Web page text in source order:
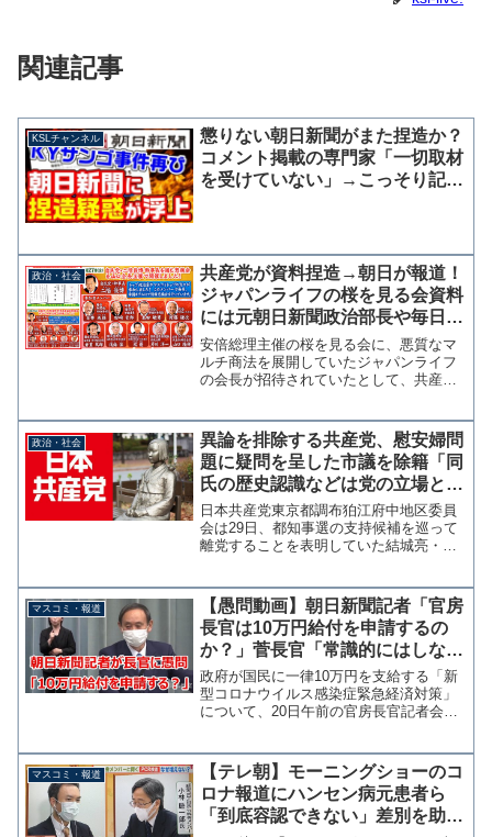
関連記事
KSLチャンネル
懲りない朝日新聞がまた捏造か？
コメント掲載の専門家「一切取材
を受けていない」→こっそり記者
政治・社会
共産党が資料捏造→朝日が報道！
ジャパンライフの桜を見る会資料
には元朝日新聞政治部長や毎日新
聞などメディア関係者の名前が掲
載されていた
安倍総理主催の桜を見る会に、悪質なマ
ルチ商法を展開していたジャパンライフ
の会長が招待されていたとして、共産党
る。 しかし、ジャパンライフが招待状
を勧誘に利用したとされる資料...
政治・社会
異論を排除する共産党、慰安婦問
題に疑問を呈した市議を除籍「同
氏の歴史認識などは党の立場とは
相容れない」
日本共産党東京都調布狛江府中地区委員
会は29日、都知事選の支持候補を巡って
離党することを表明していた結城亮・府
立場と相容れない」とし、結城市議に直
ちに議員辞職するよう求...
マスコミ・報道
【愚問動画】朝日新聞記者「官房
長官は10万円給付を申請するの
か？」菅長官「常識的にはしない
と思いますけど？」
政府が国民に一律10万円を支給する「新
型コロナウイルス感染症緊急経済対策」
について、20日午前の官房長官記者会見
失笑する場面があった。この愚問に官房
長官は「常識的にはし...
マスコミ・報道
【テレ朝】モーニングショーのコ
ロナ報道にハンセン病元患者ら
「到底容認できない」差別を助長